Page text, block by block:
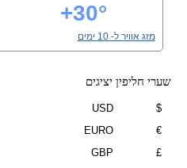
+30°
מזג אוויר ל- 10 ימים
שערי חליפין יציגים
$
USD
€
EURO
£
GBP